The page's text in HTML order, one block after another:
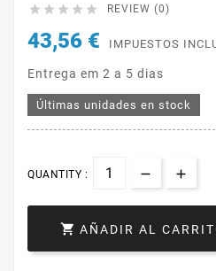
     REVIEW (0)
43,56 € IMPUESTOS
Entrega em 2 a 5 dias
Últimas unidades en stock
QUANTITY :
 AÑADIR AL